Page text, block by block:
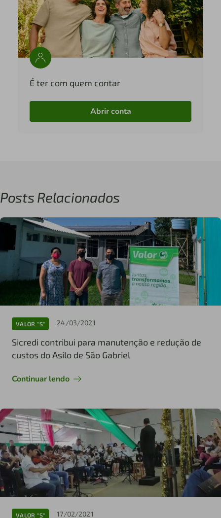
É ter com quem contar
Abrir conta
Posts Relacionados
VALOR "S" 24/03/2021
Sicredi contribui para manutenção e redução de
custos do Asilo de São Gabriel
Continuar lendo
VALOR "S" 17/02/2021